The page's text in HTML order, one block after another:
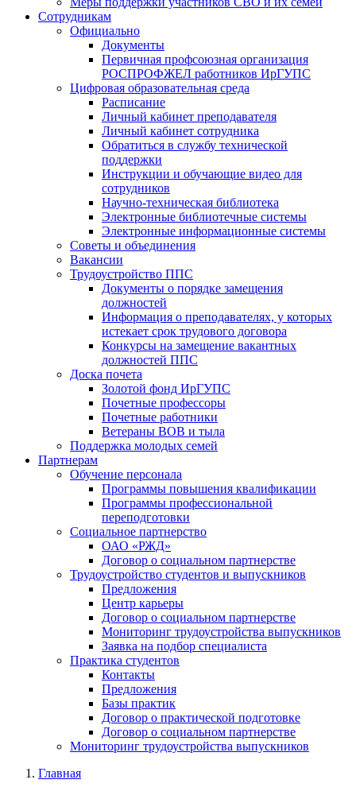
Сотрудникам
Официально
Документы
Первичная профсоюзная организация
РОСПРОФЖЕЛ работников ИрГУПС
Цифровая образовательная среда
Расписание
Личный кабинет преподавателя
Личный кабинет сотрудника
Обратиться в службу технической
поддержки
Инструкции и обучающие видео для
сотрудников
Научно-техническая библиотека
Электронные библиотечные системы
Электронные информационные системы
Советы и объединения
Вакансии
Трудоустройство ППС
Документы о порядке замещения
должностей
Информация о преподавателях, у которых
истекает срок трудового договора
Конкурсы на замещение вакантных
должностей ППС
Доска почета
Золотой фонд ИрГУПС
Почетные профессоры
Почетные работники
Ветераны ВОВ и тыла
Поддержка молодых семей
Партнерам
Обучение персонала
Программы повышения квалификации
Программы профессиональной
переподготовки
Социальное партнерство
ОАО «РЖД»
Договор о социальном партнерстве
Трудоустройство студентов и выпускников
Предложения
Центр карьеры
Договор о социальном партнерстве
Мониторинг трудоустройства выпускников
Заявка на подбор специалиста
Практика студентов
Контакты
Предложения
Базы практик
Договор о практической подготовке
Договор о социальном партнерстве
Мониторинг трудоустройства выпускников
Главная